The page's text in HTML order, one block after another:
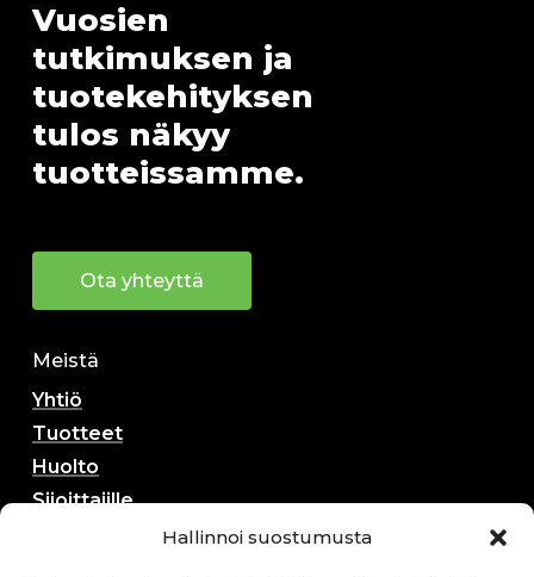
Hallinnoi suostumusta
Vuosien
tutkimuksen ja
tuotekehityksen
tulos näkyy
tuotteissamme.
Ota yhteyttä
Meistä
Yhtiö
Tuotteet
Huolto
Sijoittajille